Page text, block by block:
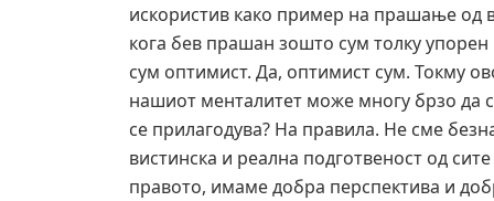
искористив како пример на прашање од
кога бев прашан зошто сум толку
сум оптимист. Да, оптимист сум. Токму
нашиот менталитет може многу брзо да
се прилагодува? На правила. Не сме
вистинска и реална подготвеност од
правото, имаме добра перспектива и